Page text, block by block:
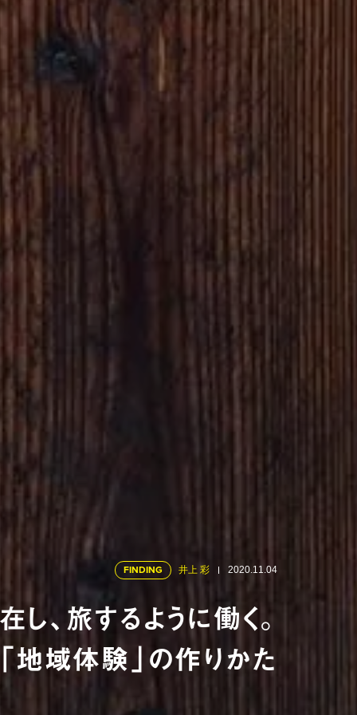
FINDING 井上 彩 2020.11.04
、旅するように働く。
域体験」の作りかた